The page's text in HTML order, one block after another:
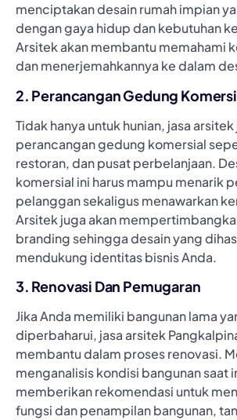
menciptakan desain rumah impian
dengan gaya hidup dan kebutuhan
Arsitek akan membantu memahami
dan menerjemahkannya ke dalam
2. Perancangan Gedung
Tidak hanya untuk hunian, jasa
perancangan gedung komersial
restoran, dan pusat perbelanjaan.
komersial ini harus mampu menarik
pelanggan sekaligus menawarkan
Arsitek juga akan
branding sehingga desain yang
mendukung identitas bisnis Anda.
3. Renovasi Dan Pemugaran
Jika Anda memiliki bangunan lama
diperbaharui, jasa arsitek
membantu dalam proses renovasi.
menganalisis kondisi bangunan saat
memberikan rekomendasi untuk
fungsi dan penampilan bangunan,